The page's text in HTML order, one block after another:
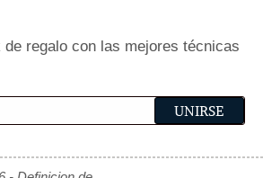
de regalo con las mejores técnicas